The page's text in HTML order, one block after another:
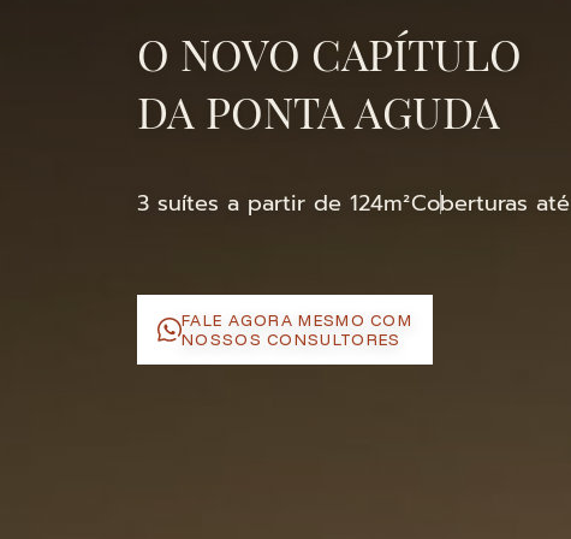
O NOVO CAPÍTULO
DA PONTA AGUDA
3 suítes a partir de 124m²Coberturas
FALE AGORA MESMO COM
NOSSOS CONSULTORES